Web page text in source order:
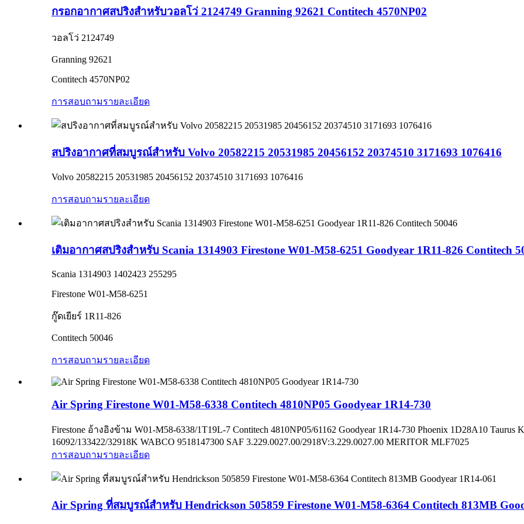
กรอกอากาศสปริงสำหรับวอลโว่ 2124749 Granning 92621 Contitech 4570NP02
วอลโว่ 2124749
Granning 92621
Contitech 4570NP02
การสอบถามรายละเอียด
สปริงอากาศที่สมบูรณ์สำหรับ Volvo 20582215 20531985 20456152 20374510 3171693 1076416
Volvo 20582215 20531985 20456152 20374510 3171693 1076416
การสอบถามรายละเอียด
เติมอากาศสปริงสำหรับ Scania 1314903 Firestone W01-M58-6251 Goodyear 1R11-826 Contitech
Scania 1314903 1402423 255295
Firestone W01-M58-6251
กู๊ดเยียร์ 1R11-826
Contitech 50046
การสอบถามรายละเอียด
Air Spring Firestone W01-M58-6338 Contitech 4810NP05 Goodyear 1R14-730
Firestone อ้างอิงข้าม W01-M58-6338/1T19L-7 Contitech 4810NP05/61162 Goodyear 1R14-730 Phoenix 1D28A10 Taurus
16092/133422/32918K WABCO 9518147300 SAF 3.229.0027.00/2918V:3.229.0027.00 MERITOR MLF7025
การสอบถามรายละเอียด
Air Spring ที่สมบูรณ์สำหรับ Hendrickson 505859 Firestone W01-M58-6364 Contitech 813MB